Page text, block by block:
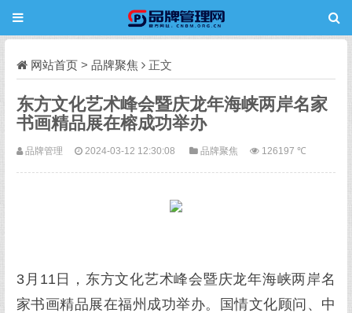
网站首页 > 品牌聚焦 正文
东方文化艺术峰会暨庆龙年海峡两岸名家
书画精品展在榕成功举办
品牌管理 2024-03-12 12:30:08 品牌聚焦 126197 ℃
3月11日，东方文化艺术峰会暨庆龙年海峡两岸名
家书画精品展在福州成功举办。国情文化顾问、中